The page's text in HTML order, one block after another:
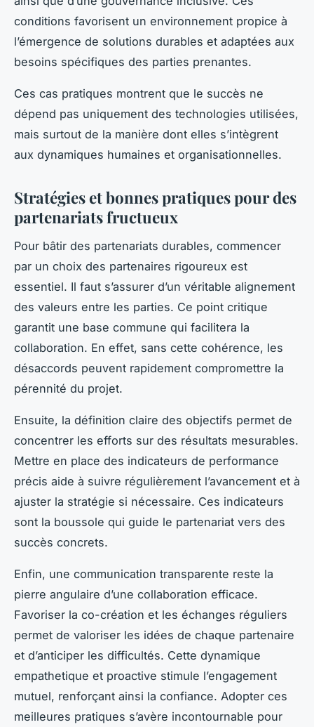
conditions favorisent un environnement propice à
l’émergence de solutions durables et adaptées aux
besoins spécifiques des parties prenantes.
Ces cas pratiques montrent que le succès ne
dépend pas uniquement des technologies utilisées,
mais surtout de la manière dont elles s’intègrent
aux dynamiques humaines et organisationnelles.
Stratégies et bonnes pratiques pour des
partenariats fructueux
Pour bâtir des partenariats durables, commencer
par un choix des partenaires rigoureux est
essentiel. Il faut s’assurer d’un véritable alignement
des valeurs entre les parties. Ce point critique
garantit une base commune qui facilitera la
collaboration. En effet, sans cette cohérence, les
désaccords peuvent rapidement compromettre la
pérennité du projet.
Ensuite, la définition claire des objectifs permet de
concentrer les efforts sur des résultats mesurables.
Mettre en place des indicateurs de performance
précis aide à suivre régulièrement l’avancement et à
ajuster la stratégie si nécessaire. Ces indicateurs
sont la boussole qui guide le partenariat vers des
succès concrets.
Enfin, une communication transparente reste la
pierre angulaire d’une collaboration efficace.
Favoriser la co-création et les échanges réguliers
permet de valoriser les idées de chaque partenaire
et d’anticiper les difficultés. Cette dynamique
empathetique et proactive stimule l’engagement
mutuel, renforçant ainsi la confiance. Adopter ces
meilleures pratiques s’avère incontournable pour